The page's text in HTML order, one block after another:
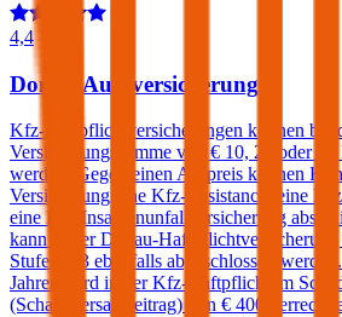
4,4
Donau Autoversicherung
Kfz-Haftpflichtversicherungen können bei
Versicherungssumme von € 10, 20 oder
werden. Gegen einen Aufpreis können
Versicherung eine Kfz-Assistance, eine
eine Kfz-Insassenunfallversicherung
kann in der Donau-
Stufen 0-3 ebenfalls abgeschlossen
Jahren wird in der Kfz-Haftpflicht im
(Schadenersatzbeitrag) von € 400